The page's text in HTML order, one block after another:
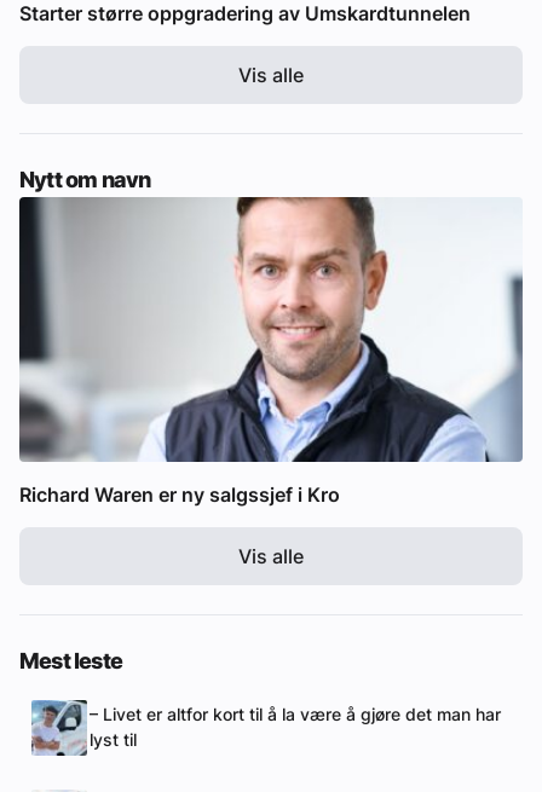
Starter større oppgradering av Umskardtunnelen
Vis alle
Nytt om navn
Richard Waren er ny salgssjef i Kro
Vis alle
Mest leste
– Livet er altfor kort til å la være å gjøre det man har
lyst til